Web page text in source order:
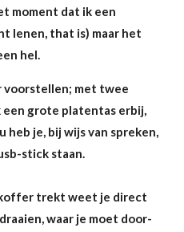
moment dat ik een
lenen, that is) maar het
hel.
voorstellen; met twee
grote platentas erbij,
heb je, bij wijs van spreken,
stick staan.
trekt weet je direct
waar je moet door-